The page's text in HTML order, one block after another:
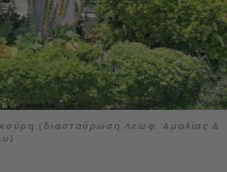
(διασταύρωση Λεωφ. Αμαλίας &